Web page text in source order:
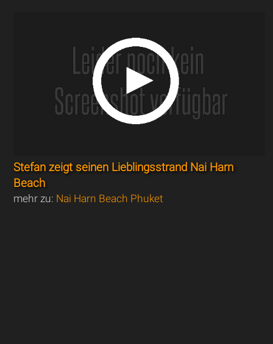
Stefan zeigt seinen Lieblingsstrand Nai Harn
Beach
mehr zu: Nai Harn Beach Phuket